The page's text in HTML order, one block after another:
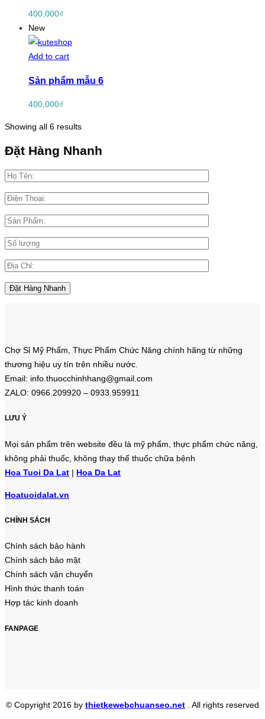
400,000₫
New
Add to cart
Sản phẩm mẫu 6
400,000₫
Showing all 6 results
Đặt Hàng Nhanh
Chợ Sỉ Mỹ Phẩm, Thực Phẩm Chức Năng chính hãng từ những
thương hiệu uy tín trên nhiều nước.
Email: info.thuocchinhhang@gmail.com
ZALO: 0966.209920 – 0933.959911
LƯU Ý
Mọi sản phẩm trên website đều là mỹ phẩm, thực phẩm chức năng,
không phải thuốc, không thay thế thuốc chữa bệnh
Hoa Tuoi Da Lat | Hoa Da Lat
Hoatuoidalat.vn
CHÍNH SÁCH
Chính sách bảo hành
Chính sách bảo mật
Chính sách vận chuyển
Hình thức thanh toán
Hợp tác kinh doanh
FANPAGE
© Copyright 2016 by thietkewebchuanseo.net . All rights reserved